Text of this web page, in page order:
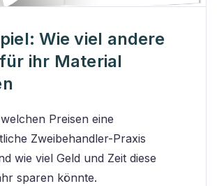
Wie viel andere
ihr Material
Preisen eine
Zweibehandler-Praxis
wie viel Geld und Zeit diese
sparen könnte.